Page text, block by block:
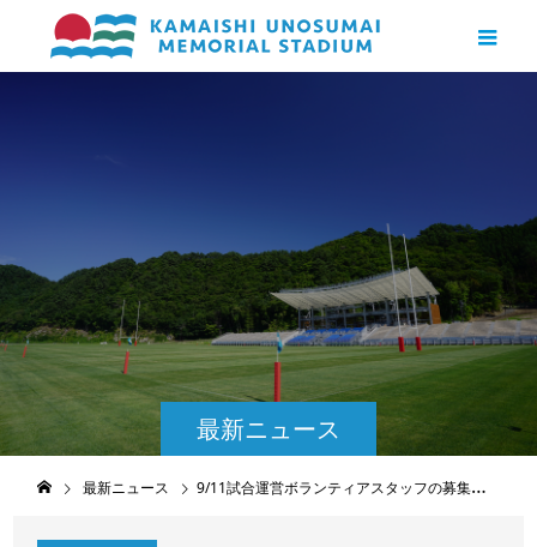
最新ニュース
最新ニュース 9/11試合運営ボランティアスタッフの募集について